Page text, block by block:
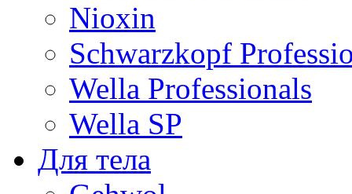
Nioxin
Schwarzkopf
Wella Professionals
Wella SP
Для тела